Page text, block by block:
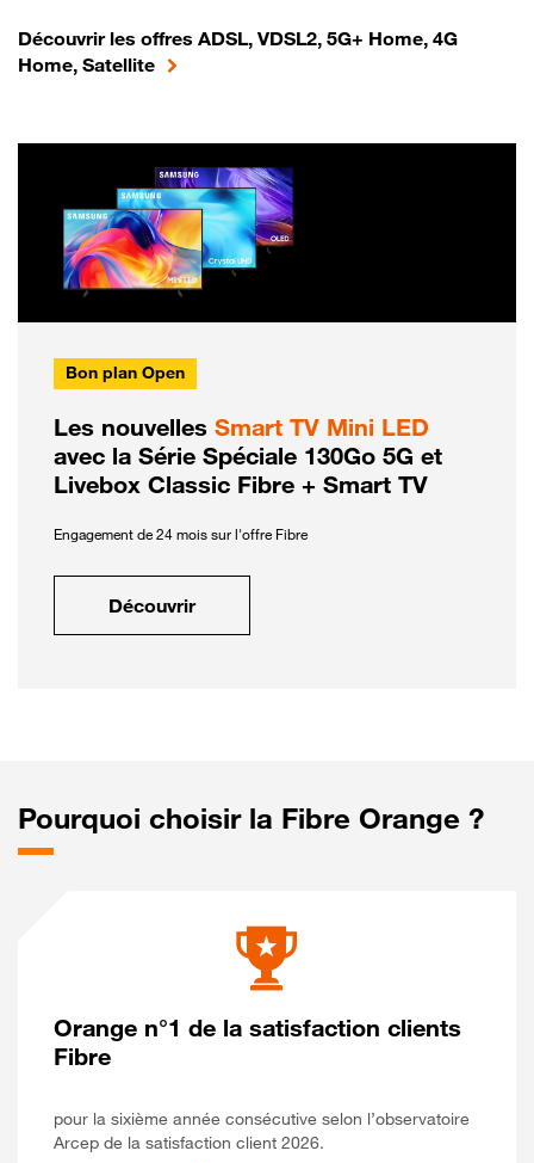
Découvrir les offres ADSL, VDSL2, 5G+ Home, 4G
Home, Satellite
Bon plan Open
Les nouvelles Smart TV Mini LED
avec la Série Spéciale 130Go 5G et
Livebox Classic Fibre + Smart TV
Engagement de 24 mois sur l'offre Fibre
Découvrir
Pourquoi choisir la Fibre Orange ?
Orange n°1 de la satisfaction clients
Fibre
pour la sixième année consécutive selon l’observatoire
Arcep de la satisfaction client 2026.